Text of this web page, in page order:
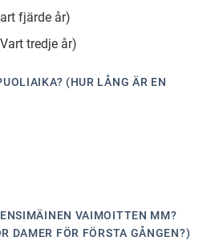
fjärde år)
tredje år)
(HUR LÅNG ÄR EN
VAIMOITTEN MM?
DAMER FÖR FÖRSTA GÅNGEN?)